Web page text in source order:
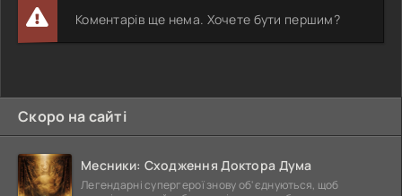
Коментарів ще нема. Хочете бути першим?
Скоро на сайті
Месники: Сходження Доктора Дума
Легендарні супергерої знову об'єднуються, щоб